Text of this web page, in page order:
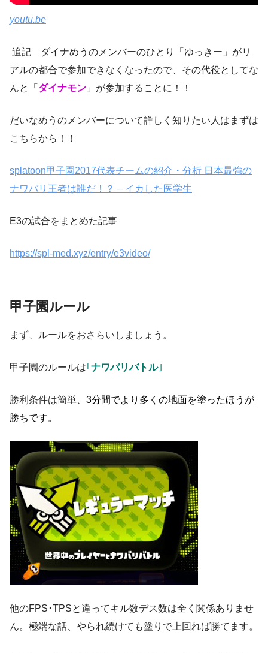
youtu.be
追記 ダイナめうのメンバーのひとり「ゆっきー」がリ
アルの都合で参加できなくなったので、その代役としてな
んと「 ダイナモン 」が参加することに！！
だいなめうのメンバーについて詳しく知りたい人はまずは
こちらから！！
splatoon甲子園2017代表チームの紹介・分析 日本最強の
ナワバリ王者は誰だ！？ – イカした医学生
E3の試合をまとめた記事
https://spl-med.xyz/entry/e3video/
甲子園ルール
まず、ルールをおさらいしましょう。
甲子園のルールは｢ ナワバリバトル｣
勝利条件は簡単、 3分間でより多くの地面を塗ったほうが
勝ちです。
他のFPS･TPSと違ってキル数デス数は全く関係ありませ
ん。極端な話、やられ続けても塗りで上回れば勝てます。